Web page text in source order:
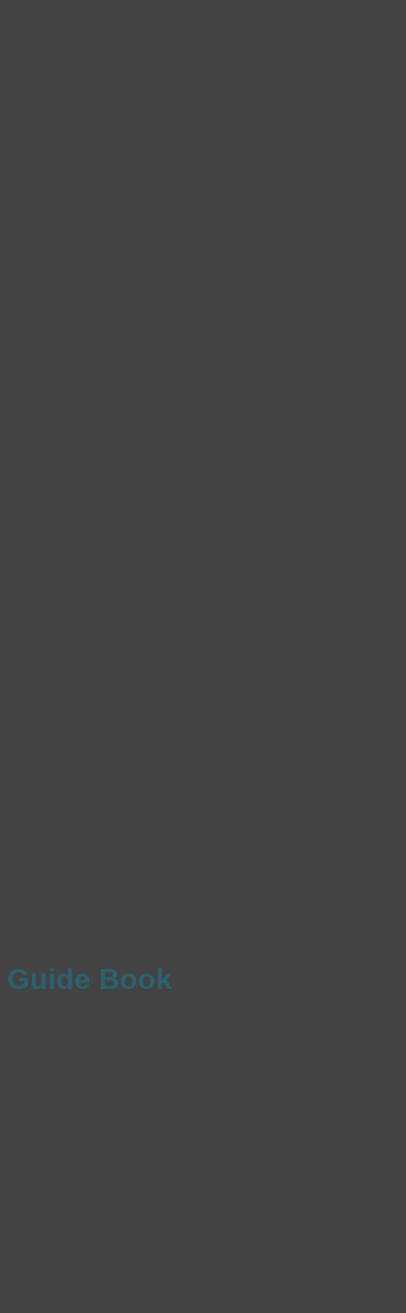
Guide Book